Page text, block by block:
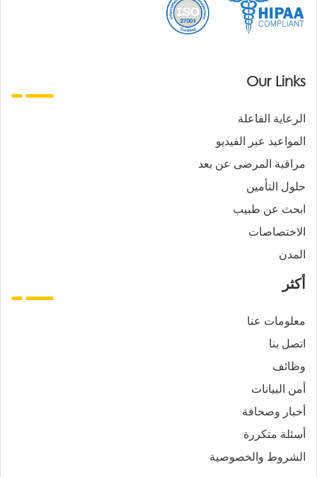
Our Links
الرعاية الفاعلة
المواعيد عبر الفيديو
مراقبة المرضى عن بعد
حلول التأمين
ابحث عن طبيب
الاختصاصات
المدن
أكثر
معلومات عنا
اتصل بنا
وظائف
أمن البيانات
أخبار وصحافة
أسئلة متكررة
الشروط والخصوصية